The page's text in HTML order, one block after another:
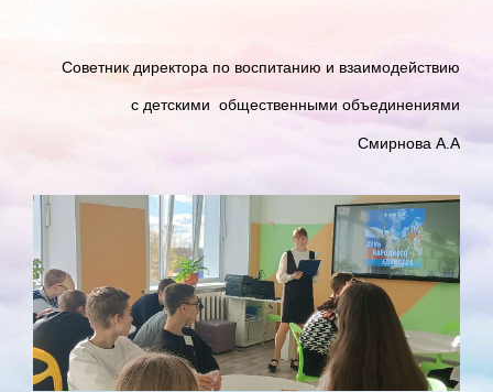
Советник директора по воспитанию и взаимодействию
с детскими общественными объединениями
Смирнова А.А